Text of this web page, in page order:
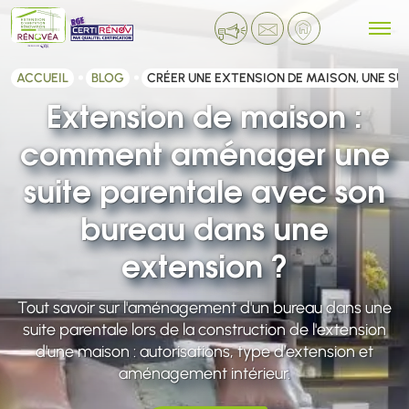
ACCUEIL BLOG CRÉER UNE EXTENSION DE MAISON, UNE
Extension de maison :
comment aménager une
suite parentale avec son
bureau dans une
extension ?
Tout savoir sur l'aménagement d'un bureau dans une
suite parentale lors de la construction de l'extension
d'une maison : autorisations, type d’extension et
aménagement intérieur.